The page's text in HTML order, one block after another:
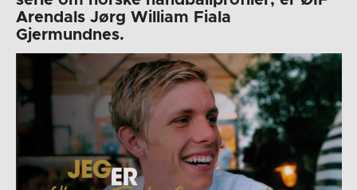
Arendals Jørg William Fiala
Gjermundnes.